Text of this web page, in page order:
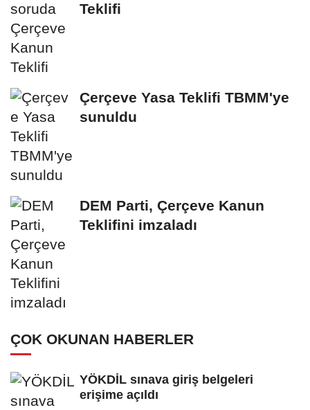
Teklifi
Çerçeve Yasa Teklifi TBMM'ye
sunuldu
DEM Parti, Çerçeve Kanun
Teklifini imzaladı
ÇOK OKUNAN HABERLER
YÖKDİL sınava giriş belgeleri
erişime açıldı